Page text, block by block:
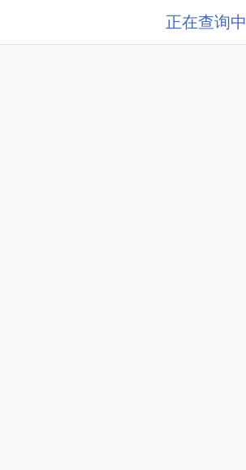
正在查询中